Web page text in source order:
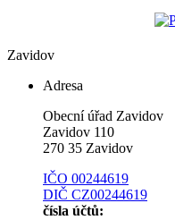
Zavidov
Adresa
Obecní úřad Zavidov
Zavidov 110
270 35 Zavidov
IČO 00244619
DIČ CZ00244619
čísla účtů: